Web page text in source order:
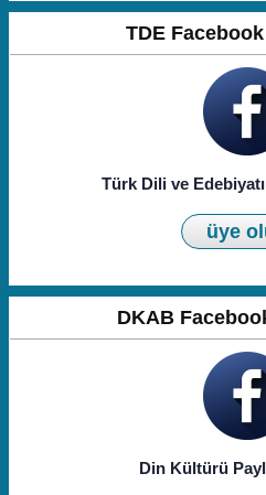
TDE
Türk Dili ve
üye
DKAB
Din Kültürü